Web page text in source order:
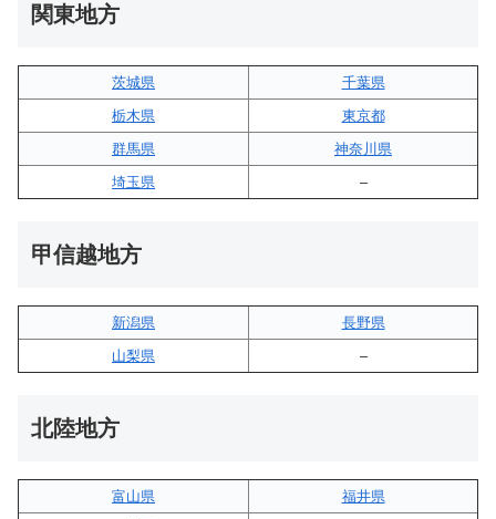
関東地方
茨城県
千葉県
栃木県
東京都
群馬県
神奈川県
埼玉県
–
甲信越地方
新潟県
長野県
山梨県
–
北陸地方
富山県
福井県